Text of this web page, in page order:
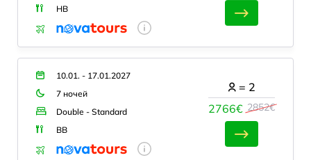
HB
10.01. - 17.01.2027
7 ночей
Double - Standard
BB
2766€ 2852€
= 2